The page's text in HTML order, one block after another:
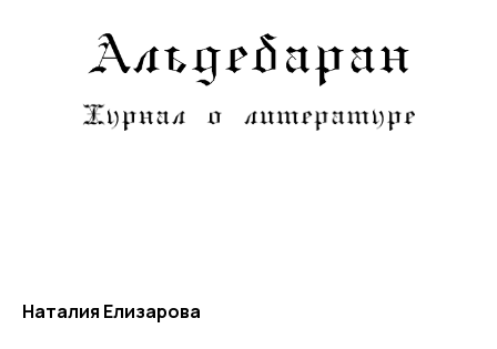
Наталия Елизарова